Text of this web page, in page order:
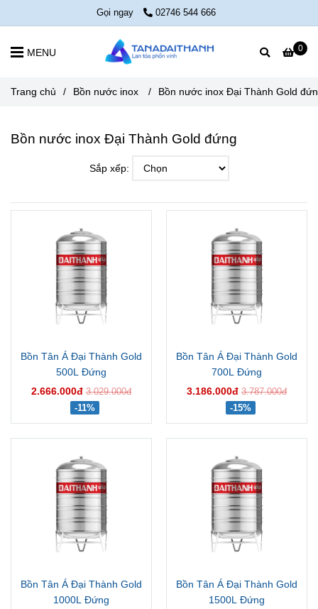
Gọi ngay 02746 544 666
0
MENU
Trang chủ / Bồn nước inox / Bồn nước inox Đại Thành Gold
Bồn nước inox Đại Thành Gold đứng
Sắp xếp:
Bồn Tân Á Đại Thành Gold
500L Đứng
2.666.000đ 3.029.000đ
-11%
Bồn Tân Á Đại Thành Gold
700L Đứng
3.186.000đ 3.787.000đ
-15%
Bồn Tân Á Đại Thành Gold
1000L Đứng
Bồn Tân Á Đại Thành Gold
1500L Đứng